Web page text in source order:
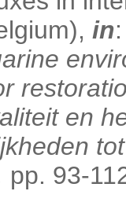
in
en
pp. 93-